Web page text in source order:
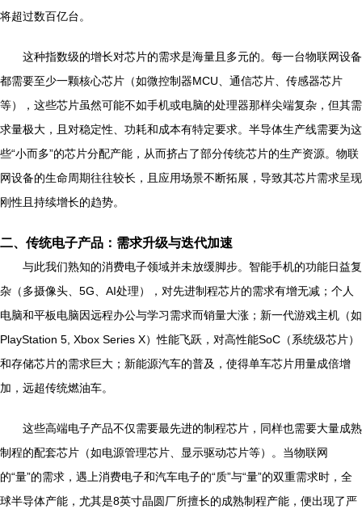
将超过数百亿台。
这种指数级的增长对芯片的需求是海量且多元的。每一台物联网设备
都需要至少一颗核心芯片（如微控制器MCU、通信芯片、传感器芯片
等），这些芯片虽然可能不如手机或电脑的处理器那样尖端复杂，但其需
求量极大，且对稳定性、功耗和成本有特定要求。半导体生产线需要为这
些“小而多”的芯片分配产能，从而挤占了部分传统芯片的生产资源。物联
网设备的生命周期往往较长，且应用场景不断拓展，导致其芯片需求呈现
刚性且持续增长的趋势。
二、传统电子产品：需求升级与迭代加速
与此我们熟知的消费电子领域并未放缓脚步。智能手机的功能日益复
杂（多摄像头、5G、AI处理），对先进制程芯片的需求有增无减；个人
电脑和平板电脑因远程办公与学习需求而销量大涨；新一代游戏主机（如
PlayStation 5, Xbox Series X）性能飞跃，对高性能SoC（系统级芯片）
和存储芯片的需求巨大；新能源汽车的普及，使得单车芯片用量成倍增
加，远超传统燃油车。
这些高端电子产品不仅需要最先进的制程芯片，同样也需要大量成熟
制程的配套芯片（如电源管理芯片、显示驱动芯片等）。当物联网
的“量”的需求，遇上消费电子和汽车电子的“质”与“量”的双重需求时，全
球半导体产能，尤其是8英寸晶圆厂所擅长的成熟制程产能，便出现了严